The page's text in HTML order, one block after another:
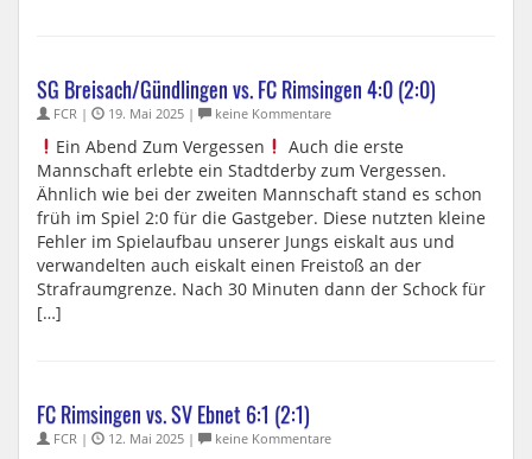
SG Breisach/Gündlingen vs. FC Rimsingen 4:0 (2:0)
FCR | 19. Mai 2025 | keine Kommentare
Ein Abend Zum Vergessen
Auch die erste
Mannschaft erlebte ein Stadtderby zum Vergessen.
Ähnlich wie bei der zweiten Mannschaft stand es schon
früh im Spiel 2:0 für die Gastgeber. Diese nutzten kleine
Fehler im Spielaufbau unserer Jungs eiskalt aus und
verwandelten auch eiskalt einen Freistoß an der
Strafraumgrenze. Nach 30 Minuten dann der Schock für
[…]
FC Rimsingen vs. SV Ebnet 6:1 (2:1)
FCR | 12. Mai 2025 | keine Kommentare